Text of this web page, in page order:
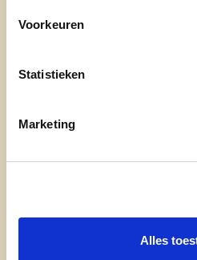
Voorkeuren
Statistieken
Marketing
Alles